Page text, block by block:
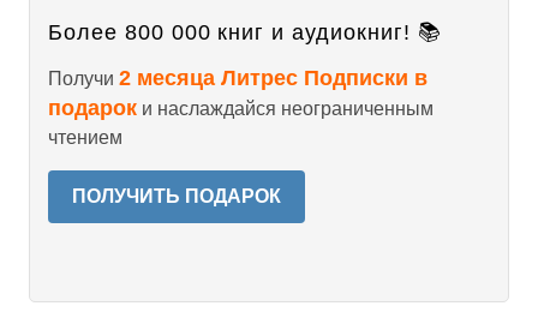
Более 800 000 книг и аудиокниг! 📚
Получи 2 месяца Литрес Подписки в
подарок и наслаждайся неограниченным
чтением
ПОЛУЧИТЬ ПОДАРОК